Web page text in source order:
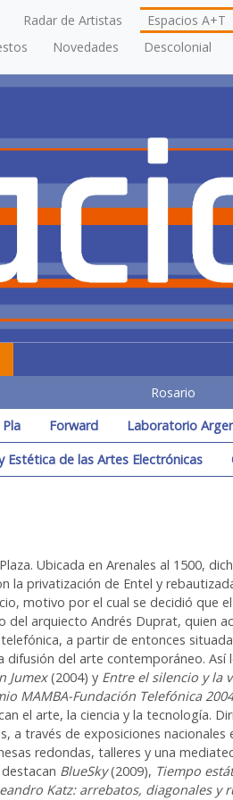
Radar de Artistas Espacios A+T
Novedades Descolonial
Rosario
Forward Laboratorio
Estética de las Artes Electrónicas
Ubicada en Arenales al 1500,
privatización de Entel y rebautizada
motivo por el cual se decidió que
arquiecto Andrés Duprat, quien
a partir de entonces
difusión del arte contemporáneo.
Jumex(2004) y Entre el silencio y la
MAMBA-Fundación Telefónica
el arte, la ciencia y la tecnología.
través de exposiciones nacionales
redondas, talleres y una
BlueSky(2009), Tiempo
Katz: arrebatos, diagonales y